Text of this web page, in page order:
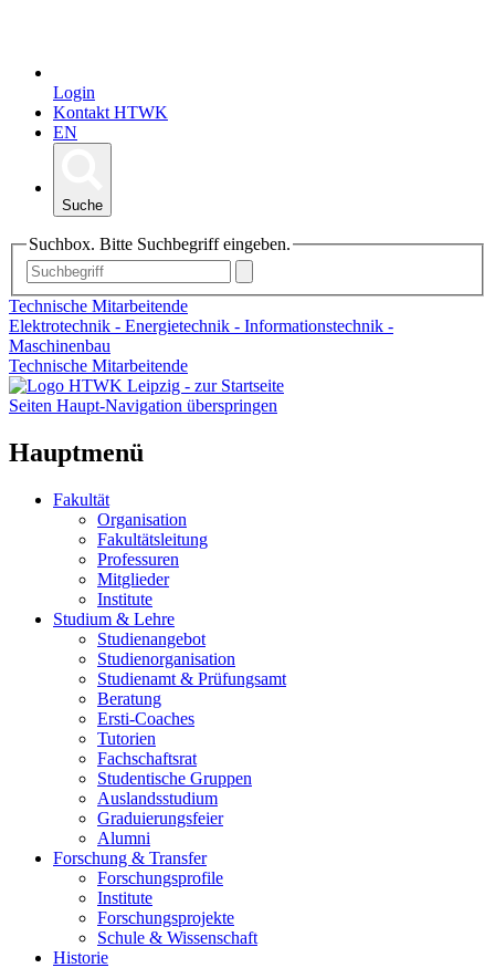
Login
Kontakt HTWK
EN
Suche
Suchbox. Bitte Suchbegriff eingeben.
Technische Mitarbeitende
Elektrotechnik - Energietechnik - Informationstechnik -
Maschinenbau
Technische Mitarbeitende
Seiten Haupt-Navigation überspringen
Hauptmenü
Fakultät
Organisation
Fakultätsleitung
Professuren
Mitglieder
Institute
Studium & Lehre
Studienangebot
Studienorganisation
Studienamt & Prüfungsamt
Beratung
Ersti-Coaches
Tutorien
Fachschaftsrat
Studentische Gruppen
Auslandsstudium
Graduierungsfeier
Alumni
Forschung & Transfer
Forschungsprofile
Institute
Forschungsprojekte
Schule & Wissenschaft
Historie